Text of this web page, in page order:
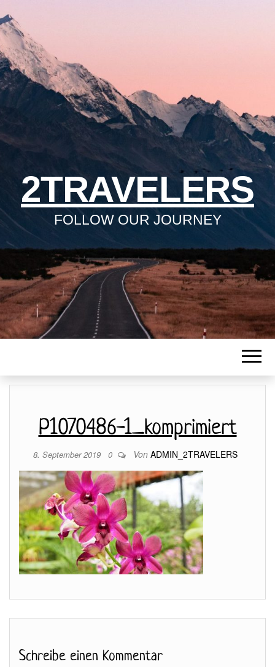
2TRAVELERS
FOLLOW OUR JOURNEY
P1070486-1_komprimiert
8. September 2019 0 Von ADMIN_2TRAVELERS
Schreibe einen Kommentar